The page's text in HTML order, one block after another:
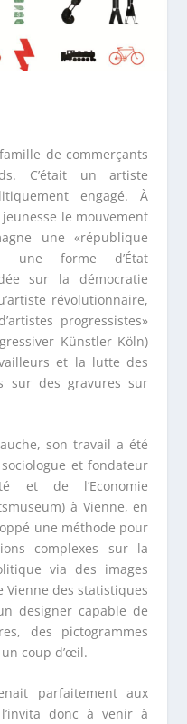
de commerçants
C’était un artiste
engagé. À
le mouvement
une «république
une forme d’État
sur la démocratie
révolutionnaire,
progressistes»
Künstler Köln)
et la lutte des
sur des gravures sur
son travail a été
et fondateur
et de l’Economie
à Vienne, en
une méthode pour
complexes sur la
via des images
Vienne des statistiques
designer capable de
des pictogrammes
coup d’œil.
parfaitement aux
donc à venir à